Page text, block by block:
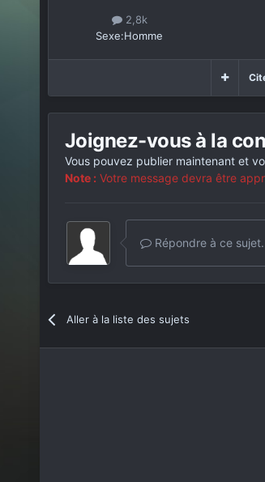
2,8k
Sexe:Homme
Joignez-vous à la
Vous pouvez publier maintenant et
Note : Votre message devra être
Répondre à ce
Aller à la liste des sujets